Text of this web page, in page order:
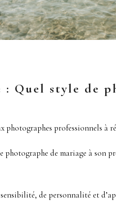
: Quel style de
photographes professionnels à
photographe de mariage à son
de personnalité et